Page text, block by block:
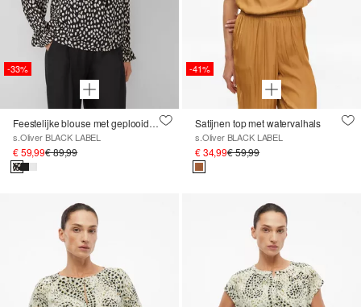
-33%
Feestelijke blouse met geplooide mouwen
s.Oliver BLACK LABEL
€ 59,99€ 89,99
-41%
Satijnen top met watervalhals
s.Oliver BLACK LABEL
€ 34,99€ 59,99